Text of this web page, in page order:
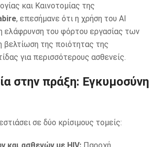
και Καινοτομίας της
, επεσήμανε ότι η χρήση του AI
ελάφρυνση του φόρτου εργασίας των
βελτίωση της ποιότητας της
για περισσότερους ασθενείς.
στην πράξη: Εγκυμοσύνη
σε δύο κρίσιμους τομείς:
και ασθενών με HIV: Παροχή